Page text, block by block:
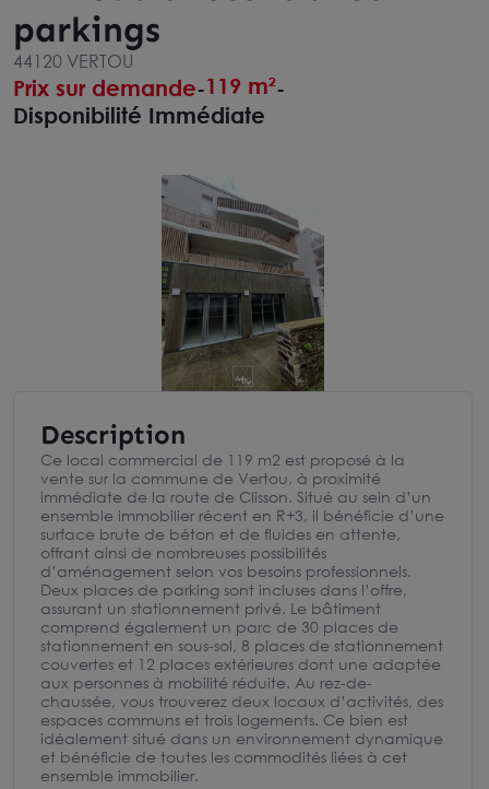
parkings
44120 VERTOU
Prix sur demande-119 m²-
Disponibilité Immédiate
Description
Ce local commercial de 119 m2 est proposé à la
vente sur la commune de Vertou, à proximité
immédiate de la route de Clisson. Situé au sein d’un
ensemble immobilier récent en R+3, il bénéficie d’une
surface brute de béton et de fluides en attente,
offrant ainsi de nombreuses possibilités
d’aménagement selon vos besoins professionnels.
Deux places de parking sont incluses dans l’offre,
assurant un stationnement privé. Le bâtiment
comprend également un parc de 30 places de
stationnement en sous-sol, 8 places de stationnement
couvertes et 12 places extérieures dont une adaptée
aux personnes à mobilité réduite. Au rez-de-
chaussée, vous trouverez deux locaux d’activités, des
espaces communs et trois logements. Ce bien est
idéalement situé dans un environnement dynamique
et bénéficie de toutes les commodités liées à cet
ensemble immobilier.